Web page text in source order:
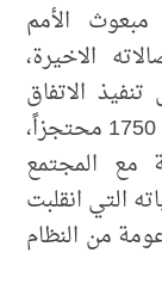
الأمم
الاخيرة،
الاتفاق
الذي تم التوصل إليه مؤخرا للإفراج عن 1750 محتجزاً،
مع المجتمع
التي انقلبت
من النظام